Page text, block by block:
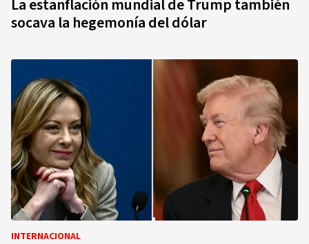
La estanflación mundial de Trump también
socava la hegemonía del dólar
INTERNACIONAL